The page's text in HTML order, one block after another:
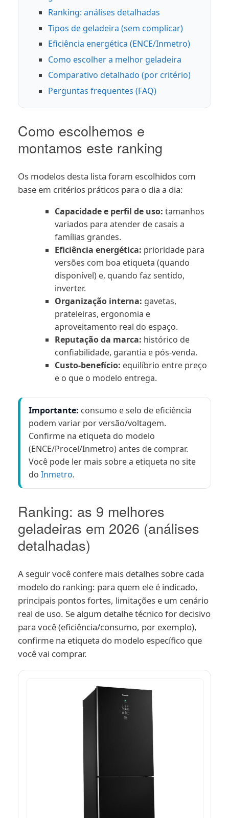
Ranking: análises detalhadas
Tipos de geladeira (sem complicar)
Eficiência energética (ENCE/Inmetro)
Como escolher a melhor geladeira
Comparativo detalhado (por critério)
Perguntas frequentes (FAQ)
Como escolhemos e
montamos este ranking
Os modelos desta lista foram escolhidos com
base em critérios práticos para o dia a dia:
Capacidade e perfil de uso: tamanhos
variados para atender de casais a
famílias grandes.
Eficiência energética: prioridade para
versões com boa etiqueta (quando
disponível) e, quando faz sentido,
inverter.
Organização interna: gavetas,
prateleiras, ergonomia e
aproveitamento real do espaço.
Reputação da marca: histórico de
confiabilidade, garantia e pós-venda.
Custo-benefício: equilíbrio entre preço
e o que o modelo entrega.
Importante: consumo e selo de eficiência
podem variar por versão/voltagem.
Confirme na etiqueta do modelo
(ENCE/Procel/Inmetro) antes de comprar.
Você pode ler mais sobre a etiqueta no site
do Inmetro.
Ranking: as 9 melhores
geladeiras em 2026 (análises
detalhadas)
A seguir você confere mais detalhes sobre cada
modelo do ranking: para quem ele é indicado,
principais pontos fortes, limitações e um cenário
real de uso. Se algum detalhe técnico for decisivo
para você (eficiência/consumo, por exemplo),
confirme na etiqueta do modelo específico que
você vai comprar.